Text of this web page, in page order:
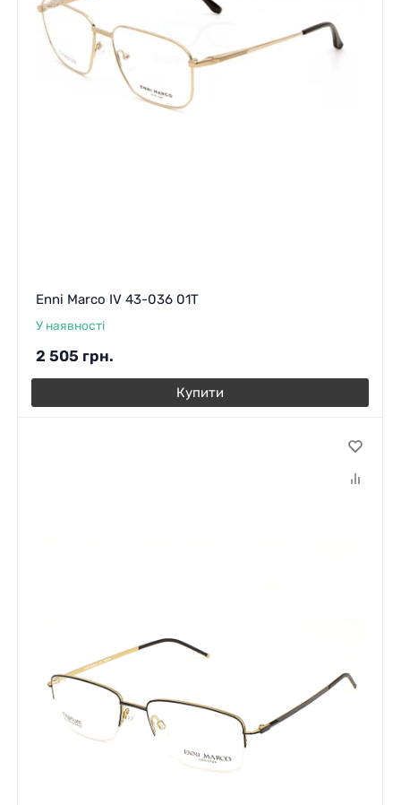
Enni Marco IV 43-036 01T
У наявності
2 505 грн.
Купити